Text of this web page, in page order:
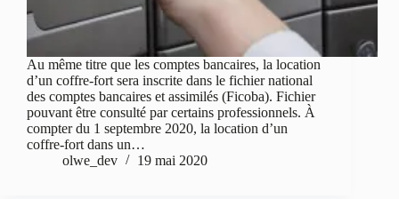
Au même titre que les comptes bancaires, la location
d’un coffre-fort sera inscrite dans le fichier national
des comptes bancaires et assimilés (Ficoba). Fichier
pouvant être consulté par certains professionnels. À
compter du 1 septembre 2020, la location d’un
coffre-fort dans un…
olwe_dev
19 mai 2020